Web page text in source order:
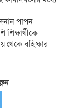
পাপন
থেকে বহিষ্কার